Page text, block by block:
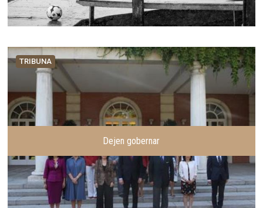
TRIBUNA
Dejen gobernar